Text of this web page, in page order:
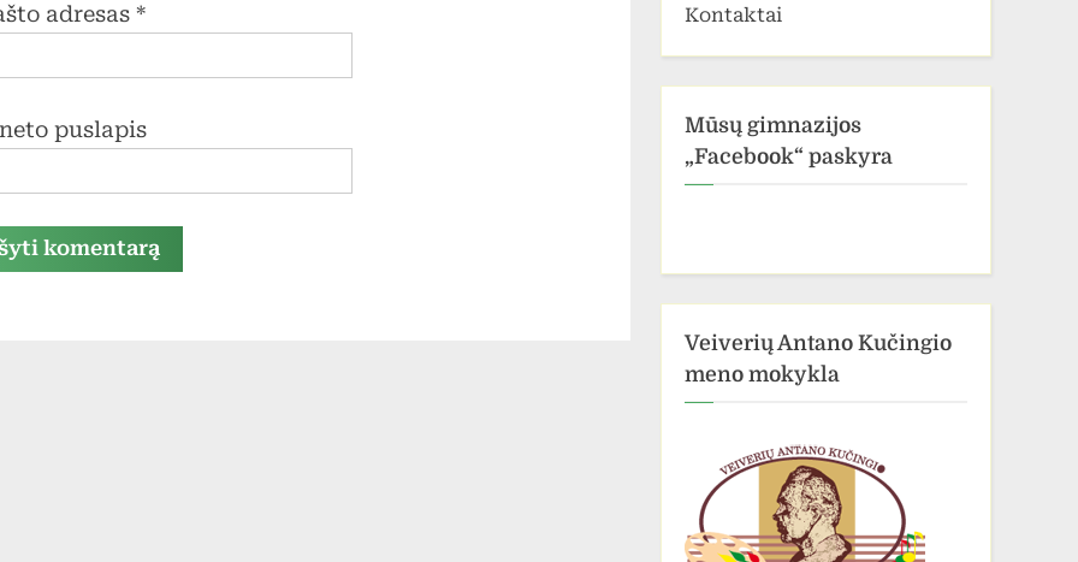
adresas *
puslapis
Kontaktai
Mūsų gimnazijos
„Facebook“ paskyra
Veiverių Antano Kučingio
meno mokykla